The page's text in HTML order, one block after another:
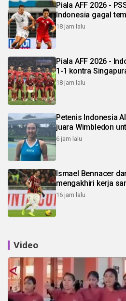
Piala AFF 2026 -
Indonesia gagal
18 jam lalu
Piala AFF 2026 -
1-1 kontra
18 jam lalu
Petenis Indonesia
juara Wimbledon
6 jam lalu
Ismael Bennacer
mengakhiri kerja
16 jam lalu
Video